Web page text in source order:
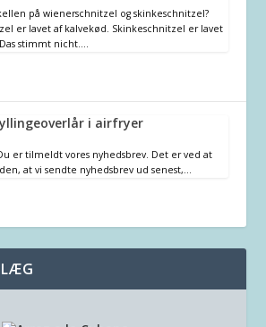
på wienerschnitzel og skinkeschnitzel?
er lavet af kalvekød. Skinkeschnitzel er lavet
stimmt nicht.…
i airfryer
er tilmeldt vores nyhedsbrev. Det er ved at
at vi sendte nyhedsbrev ud senest,…